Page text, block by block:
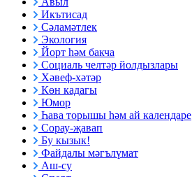
Икътисад
Сәламәтлек
Экология
Йорт һәм бакча
Социаль челтәр йолдызлары
Хәвеф-хәтәр
Көн кадагы
Юмор
Һава торышы һәм ай календаре
Сорау-җавап
Бу кызык!
Файдалы мәгълүмат
Аш-су